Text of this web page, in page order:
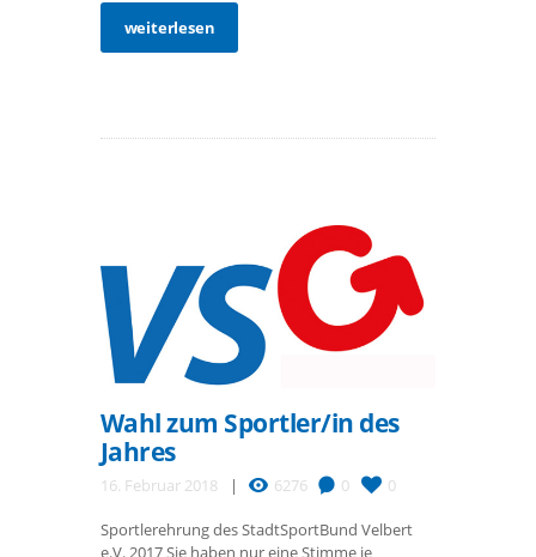
weiterlesen
Wahl zum Sportler/in des
Jahres
16. Februar 2018 6276 0 0
Sportlerehrung des StadtSportBund Velbert
e.V. 2017 Sie haben nur eine Stimme je